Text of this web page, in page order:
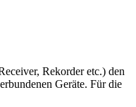
Rekorder etc.) den
Geräte. Für die